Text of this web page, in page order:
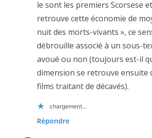
le sont les premiers Scorsese
retrouve cette économie de
nuit des morts-vivants », ce
débrouille associé à un sous-
avoué ou non (toujours est-il
dimension se retrouve ensuite
films traitant de décavés).
chargement…
Répondre